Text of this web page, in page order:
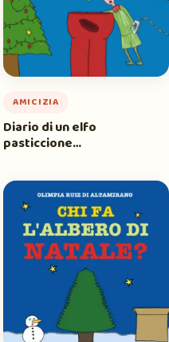
AMICIZIA
Diario di un elfo
pasticcione…